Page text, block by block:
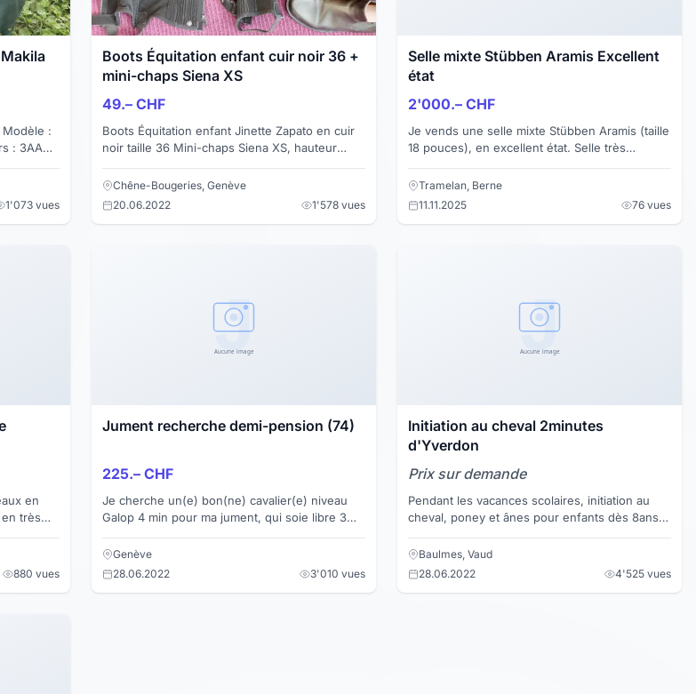
: 3AA
1'073 vues
Boots Équitation enfant cuir noir 36 +
mini-chaps Siena XS
49.– CHF
Boots Équitation enfant Jinette Zapato en cuir
noir taille 36 Mini-chaps Siena XS, hauteur
envoi 9.-
Chêne-Bougeries, Genève
20.06.2022
1'578 vues
Selle mixte Stübben Aramis Excellent
état
2'000.– CHF
Je vends une selle mixte Stübben Aramis (taille
18 pouces), en excellent état. Selle très
comme pour ...
Tramelan, Berne
11.11.2025
76 vues
en
très
880 vues
Jument recherche demi-pension (74)
225.– CHF
Je cherche un(e) bon(ne) cavalier(e) niveau
Galop 4 min pour ma jument, qui soie libre 3
jument se trouve aux...
Genève
28.06.2022
3'010 vues
Initiation au cheval 2minutes
d'Yverdon
Prix sur demande
Pendant les vacances scolaires, initiation au
cheval, poney et ânes pour enfants dès 8ans.
Château de Champve...
Baulmes, Vaud
28.06.2022
4'525 vues